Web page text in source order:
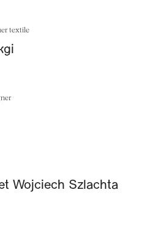
textile
Wojciech Szlachta